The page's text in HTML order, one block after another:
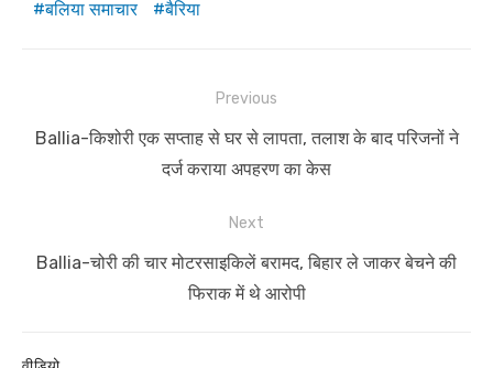
बलिया समाचार
बैरिया
navigation
Previous
Previous
Ballia-किशोरी एक सप्ताह से घर से लापता, तलाश के बाद परिजनों ने
दर्ज कराया अपहरण का केस
Next
Next
Ballia-चोरी की चार मोटरसाइकिलें बरामद, बिहार ले जाकर बेचने की
फिराक में थे आरोपी